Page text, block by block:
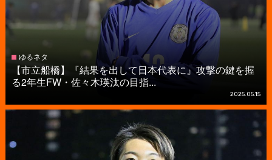
ゆるネタ
【市立船橋】『結果を出して日本代表に』攻撃の鍵を握
る2年生FW・佐々木瑛汰の目指...
2025.05.15